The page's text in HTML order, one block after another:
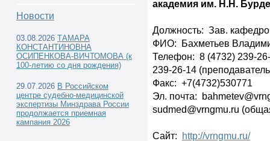
Учреждения высшего
профессионального образования -
кафедры и курсы судебной медицины -
Новости
03.08.2026 ТАМАРА
КОНСТАНТИНОВНА
ОСИПЕНКОВА-ВИЧТОМОВА (к
100-летию со дня рождения)
29.07.2026 В Российском
центре судебно-медицинской
экспертизы Минздрава России
продолжается приемная
кампания 2026
академия им. Н.Н.
Должность: Зав.
ФИО: Бахметьев
Телефон: 8 (4732) 239-
239-26-14
Факс: +7(4732)530771
Эл. почта:
sudmed@vrngmu.ru
Сайт: http://vrngmu.ru/